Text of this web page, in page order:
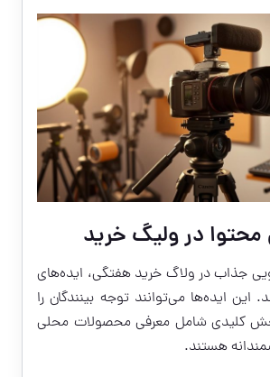
محتوا در ولیگ خرید
جذاب در ولاگ خرید هفتگی، ایده‌های
ایده‌ها می‌توانند توجه بینندگان را
کلیدی شامل معرفی محصولات محلی
هستند.